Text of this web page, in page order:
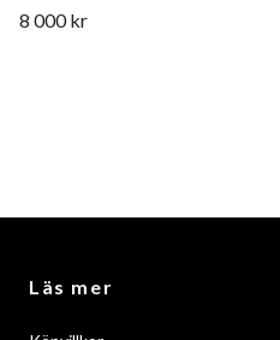
8 000 kr
Läs mer